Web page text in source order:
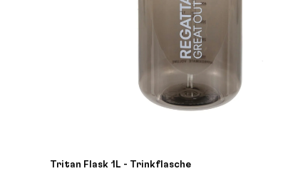
Tritan Flask 1L - Trinkflasche